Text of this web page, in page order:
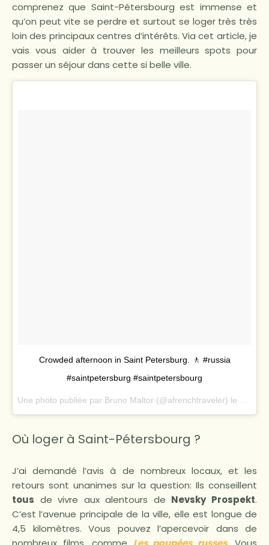
comprenez que Saint-Pétersbourg est immense et
qu’on peut vite se perdre et surtout se loger très très
loin des principaux centres d’intérêts. Via cet article, je
vais vous aider à trouver les meilleurs spots pour
passer un séjour dans cette si belle ville.
Crowded afternoon in Saint Petersburg. 🚶 #russia
#saintpetersburg #saintpetersbourg
Une photo publiée par Bruno Maltor (@afrenchtraveler) le
25
Où loger à Saint-Pétersbourg ?
J’ai demandé l’avis à de nombreux locaux, et les
retours sont unanimes sur la question: Ils conseillent
tous de vivre aux alentours de Nevsky Prospekt.
C’est l’avenue principale de la ville, elle est longue de
4,5 kilomètres. Vous pouvez l’apercevoir dans de